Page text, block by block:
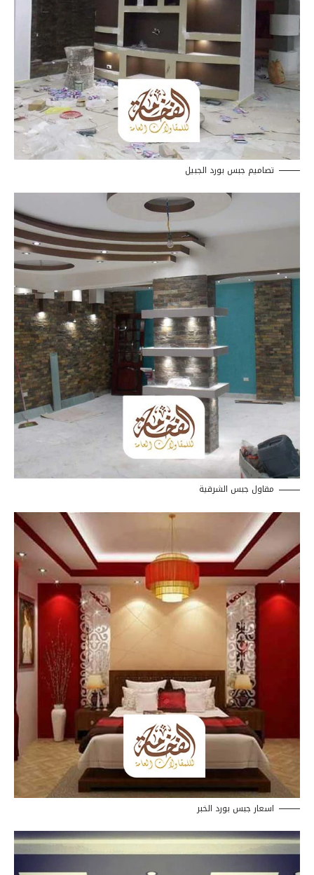
تصاميم جبس بورد الجبيل
مقاول جبس الشرقية
اسعار جبس بورد الخبر